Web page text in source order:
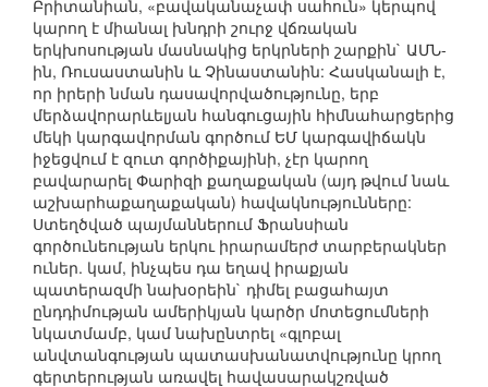
Բրիտանիան, «բավականաչափ սահուն» կերպով
կարող է միանալ խնդրի շուրջ վճռական
երկխոսության մասնակից երկրների շարքին` ԱՄՆ-
ին, Ռուսաստանին և Չինաստանին: Հասկանալի է,
որ իրերի նման դասավորվածությունը, երբ
մերձավորարևելյան հանգուցային հիմնահարցերից
մեկի կարգավորման գործում ԵՄ կարգավիճակն
իջեցվում է զուտ գործիքայինի, չէր կարող
բավարարել Փարիզի քաղաքական (այդ թվում նաև
աշխարհաքաղաքական) հավակնությունները:
Ստեղծված պայմաններում Ֆրանսիան
գործունեության երկու իրարամերժ տարբերակներ
ուներ. կամ, ինչպես դա եղավ իրաքյան
պատերազմի նախօրեին` դիմել բացահայտ
ընդդիմության ամերիկյան կարծր մոտեցումների
նկատմամբ, կամ նախընտրել «գլոբալ
անվտանգության պատասխանատվությունը կրող
գերտերության առավել հավասարակշռված